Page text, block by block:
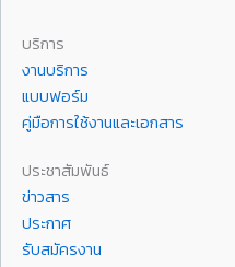
บริการ
งานบริการ
แบบฟอร์ม
คู่มือการใช้งานและเอกสาร
ประชาสัมพันธ์
ข่าวสาร
ประกาศ
รับสมัครงาน